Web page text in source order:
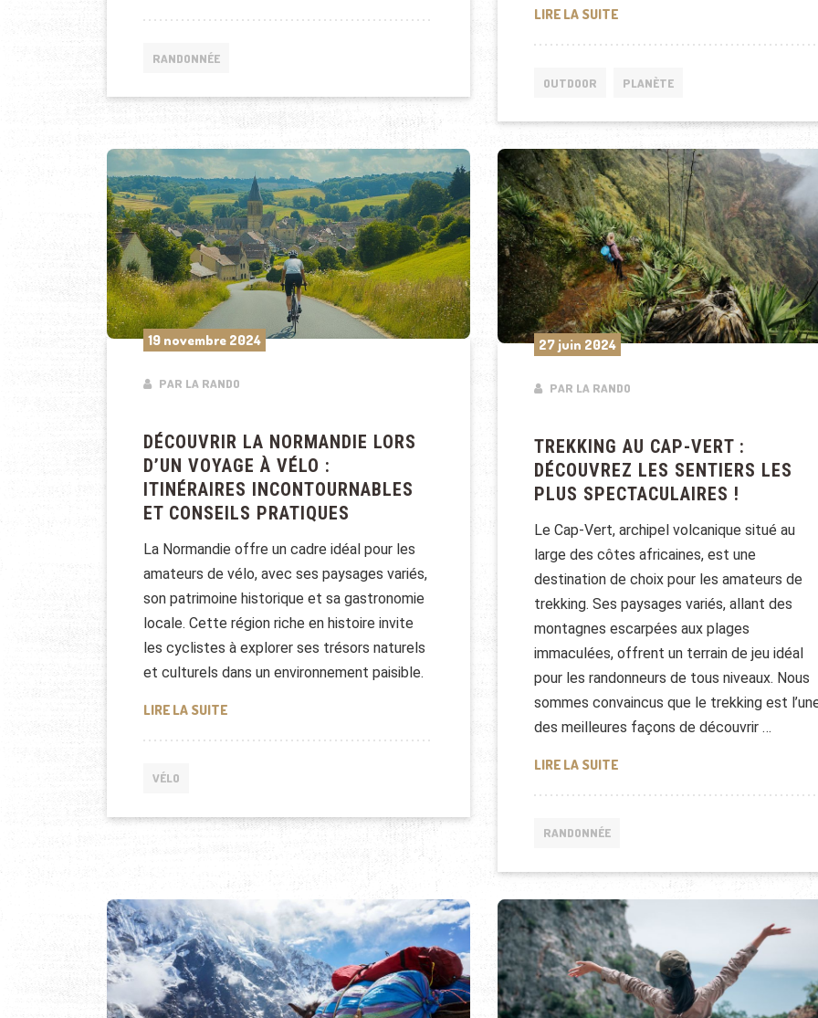
RANDONNÉE
LIRE LA SUITESÉJOUR D’ÉTÉ À SAINT SORLIN
OUTDOOR PLANÈTE
19 novembre 2024
PAR LA RANDO
DÉCOUVRIR LA NORMANDIE LORS
D’UN VOYAGE À VÉLO :
ITINÉRAIRES INCONTOURNABLES
ET CONSEILS PRATIQUES
La Normandie offre un cadre idéal pour les
amateurs de vélo, avec ses paysages variés,
son patrimoine historique et sa gastronomie
locale. Cette région riche en histoire invite
les cyclistes à explorer ses trésors naturels
et culturels dans un environnement paisible.
LIRE LA SUITEDÉCOUVRIR LA NORMANDIE LORS D’UN VOYAGE À VÉLO : ITINÉRAIRES INCONTOURNABLES ET
VÉLO
27 juin 2024
PAR LA RANDO
TREKKING AU CAP-VERT :
DÉCOUVREZ LES SENTIERS LES
PLUS SPECTACULAIRES !
Le Cap-Vert, archipel volcanique situé au
large des côtes africaines, est une
destination de choix pour les amateurs de
trekking. Ses paysages variés, allant des
montagnes escarpées aux plages
immaculées, offrent un terrain de jeu idéal
pour les randonneurs de tous niveaux. Nous
sommes convaincus que le trekking est
des meilleures façons de découvrir …
LIRE LA SUITETREKKING AU CAP-VERT :
RANDONNÉE